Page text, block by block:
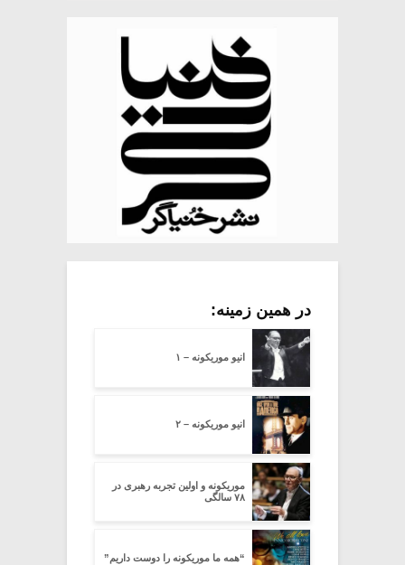
در همین زمینه:
انیو موریکونه – ۱
انیو موریکونه – ۲
موریکونه و اولین تجربه رهبری در
۷۸ سالگی
“همه ما موریکونه را دوست داریم”